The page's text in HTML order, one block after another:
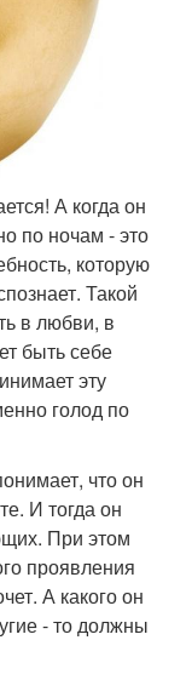
А когда он
по ночам - это
которую
Такой
в любви, в
быть себе
эту
голод по
что он
И тогда он
При этом
проявления
А какого он
- то должны